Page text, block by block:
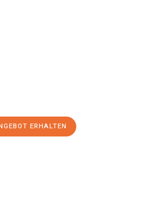
ERHALTEN